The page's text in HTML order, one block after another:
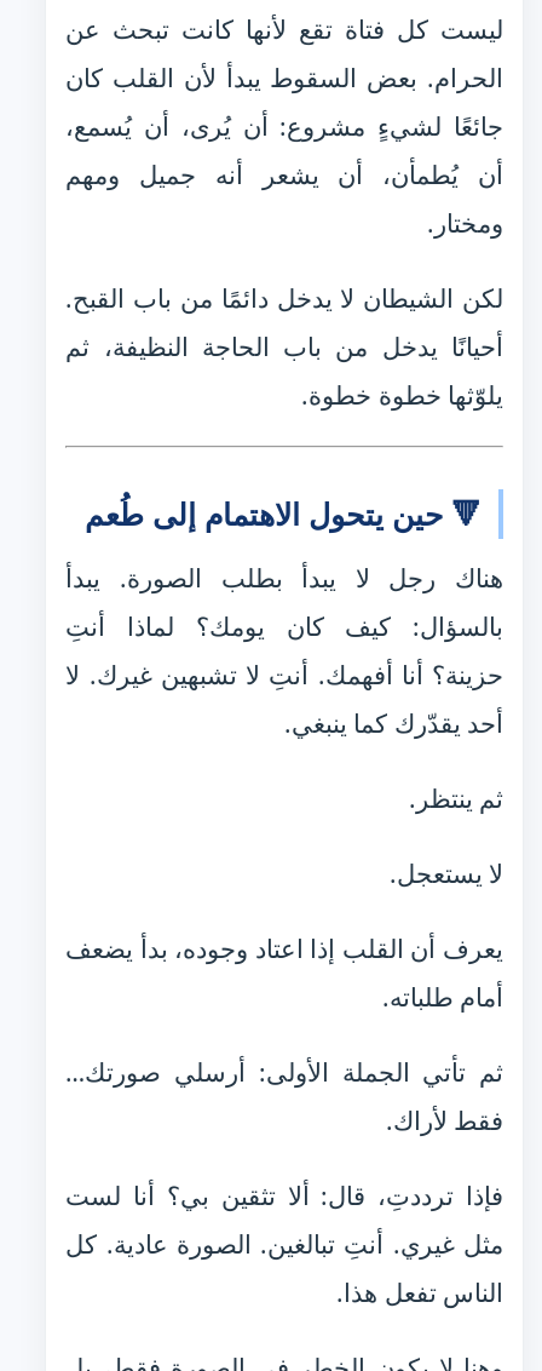
ليست كل فتاة تقع لأنها كانت تبحث عن
الحرام. بعض السقوط يبدأ لأن القلب كان
جائعًا لشيءٍ مشروع: أن يُرى، أن يُسمع،
أن يُطمأن، أن يشعر أنه جميل ومهم
ومختار.
لكن الشيطان لا يدخل دائمًا من باب القبح.
أحيانًا يدخل من باب الحاجة النظيفة، ثم
يلوّثها خطوة خطوة.
🔻 حين يتحول الاهتمام إلى طُعم
هناك رجل لا يبدأ بطلب الصورة. يبدأ
بالسؤال: كيف كان يومك؟ لماذا أنتِ
حزينة؟ أنا أفهمك. أنتِ لا تشبهين غيرك. لا
أحد يقدّرك كما ينبغي.
ثم ينتظر.
لا يستعجل.
يعرف أن القلب إذا اعتاد وجوده، بدأ يضعف
أمام طلباته.
ثم تأتي الجملة الأولى: أرسلي صورتك…
فقط لأراك.
فإذا ترددتِ، قال: ألا تثقين بي؟ أنا لست
مثل غيري. أنتِ تبالغين. الصورة عادية. كل
الناس تفعل هذا.